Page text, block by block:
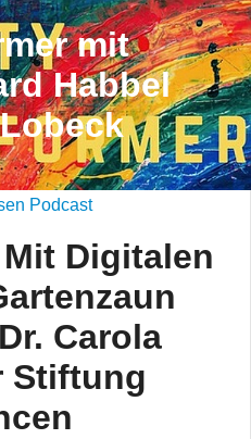
mit
Habbel
Podcast
Digitalen
Carola
Stiftung